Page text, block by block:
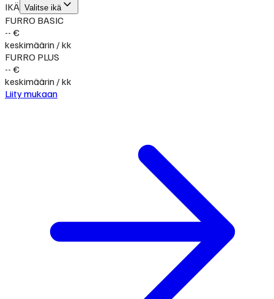
IKÄ Valitse ikä
FURRO BASIC
-- €
keskimäärin / kk
FURRO PLUS
-- €
keskimäärin / kk
Liity mukaan